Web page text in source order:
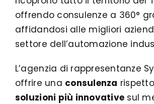
offrendo consulenze a 360°
affidandosi alle migliori
settore dell’automazione
L’agenzia di rappresentanze
offrire una consulenza
soluzioni più innovative sul